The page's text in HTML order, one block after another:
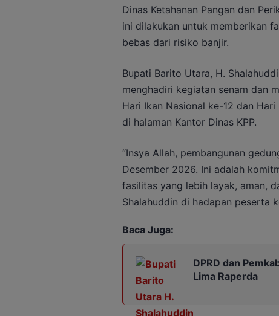
Dinas Ketahanan Pangan dan
ini dilakukan untuk memberikan
bebas dari risiko banjir.
Bupati Barito Utara, H.
menghadiri kegiatan senam dan
Hari Ikan Nasional ke-12 dan
di halaman Kantor Dinas KPP.
“Insya Allah, pembangunan
Desember 2026. Ini adalah
fasilitas yang lebih layak, aman,
Shalahuddin di hadapan peserta
Baca Juga:
DPRD dan
Lima Raperda